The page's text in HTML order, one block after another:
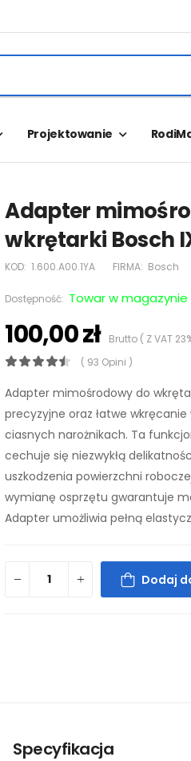
Projektowanie
Adapter
wkrętarki Bosch
KOD: 1.600.A00.1YA FIRMA: Bosch
Dostępność: Towar w magazynie
100,00 złBrutto ( Z VAT
( 93 Opini )
Adapter mimośrodowy do
precyzyjne oraz łatwe
ciasnych narożnikach. Ta
cechuje się niezwykłą
uszkodzenia powierzchni
wymianę osprzętu gwarantuje
Adapter umożliwia pełną
Dodaj
Specyfikacja